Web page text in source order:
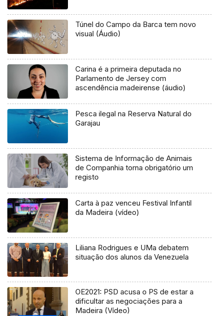
Túnel do Campo da Barca tem novo
visual (Áudio)
Carina é a primeira deputada no
Parlamento de Jersey com
ascendência madeirense (áudio)
Pesca ilegal na Reserva Natural do
Garajau
Sistema de Informação de Animais
de Companhia torna obrigatório um
registo
Carta à paz venceu Festival Infantil
da Madeira (vídeo)
Liliana Rodrigues e UMa debatem
situação dos alunos da Venezuela
OE2021: PSD acusa o PS de estar a
dificultar as negociações para a
Madeira (Vídeo)